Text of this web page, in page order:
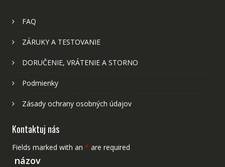
FAQ
ZÁRUKY A TESTOVANIE
DORUČENIE, VRÁTENIE A STORNO
Podmienky
Zásady ochrany osobných údajov
Kontaktuj nás
Fields marked with an * are required
názov